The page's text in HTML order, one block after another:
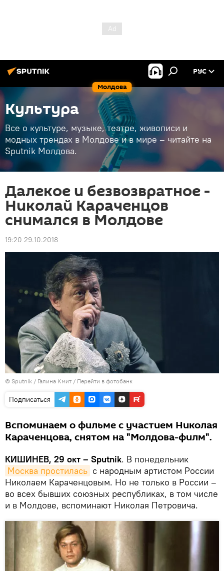
Молдова
РУС
Культура
Все о культуре, музыке, театре, живописи и
модных трендах в Молдове и в мире – читайте на
Sputnik Молдова.
Далекое и безвозвратное -
Николай Караченцов
снимался в Молдове
19:20 29.10.2018
© Sputnik / Галина Кмит / Перейти в фотобанк
Подписаться
Вспоминаем о фильме с участием Николая
Караченцова, снятом на "Молдова-филм".
КИШИНЕВ, 29 окт – Sputnik. В понедельник
Москва простилась с народным артистом России
Николаем Караченцовым. Но не только в России –
во всех бывших союзных республиках, в том числе
и в Молдове, вспоминают Николая Петровича.